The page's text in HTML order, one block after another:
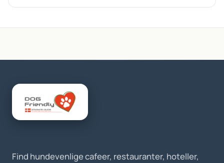
Find hundevenlige cafeer, restauranter, hoteller,